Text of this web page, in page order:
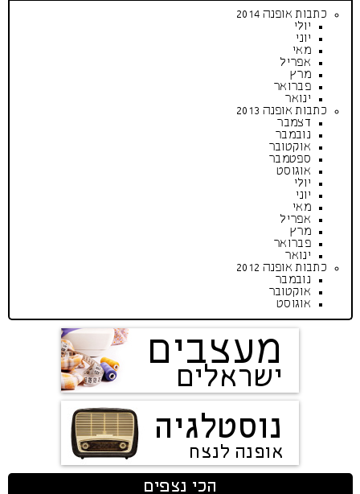
כתבות אופנה 2014
יולי
יוני
מאי
אפריל
מרץ
פברואר
ינואר
כתבות אופנה 2013
דצמבר
נובמבר
אוקטובר
ספטמבר
אוגוסט
יולי
יוני
מאי
אפריל
מרץ
פברואר
ינואר
כתבות אופנה 2012
נובמבר
אוקטובר
אוגוסט
מעצבים
ישראלים
נוסטלגיה
אופנה לנצח
הכי נצפים